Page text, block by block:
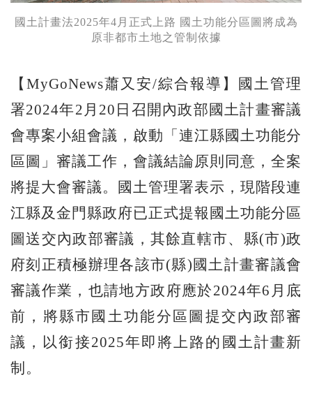
國土計畫法2025年4月正式上路 國土功能分區圖將成為
原非都市土地之管制依據
【MyGoNews蕭又安/綜合報導】國土管理
署2024年2月20日召開內政部國土計畫審議
會專案小組會議，啟動「連江縣國土功能分
區圖」審議工作，會議結論原則同意，全案
將提大會審議。國土管理署表示，現階段連
江縣及金門縣政府已正式提報國土功能分區
圖送交內政部審議，其餘直轄市、縣(市)政
府刻正積極辦理各該市(縣)國土計畫審議會
審議作業，也請地方政府應於2024年6月底
前，將縣市國土功能分區圖提交內政部審
議，以銜接2025年即將上路的國土計畫新
制。